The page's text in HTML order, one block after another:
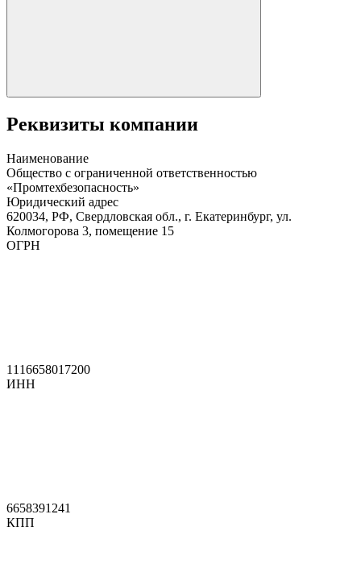
Реквизиты компании
Наименование
Общество с ограниченной ответственностью
«Промтехбезопасность»
Юридический адрес
620034, РФ, Свердловская обл., г. Екатеринбург, ул.
Колмогорова 3, помещение 15
ОГРН
1116658017200
ИНН
6658391241
КПП